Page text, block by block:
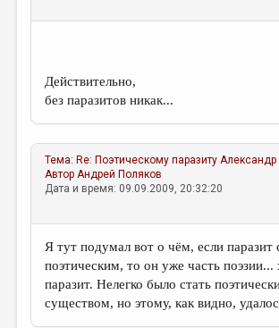
Действительно,
без паразитов никак...
Тема: Re: Поэтическому паразиту Александр
АвторАндрей Поляков
Дата и время: 09.09.2009, 20:32:20
Я тут подумал вот о чём, если паразит
поэтическим, то он уже часть поэзии...
паразит. Нелегко было стать
существом, но этому, как видно,